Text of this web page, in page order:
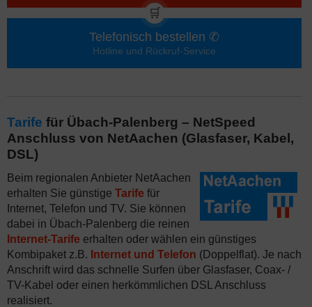
🛒
Telefonisch bestellen ✆
Hotline und Rückruf-Service
Tarife für Übach-Palenberg – NetSpeed
Anschluss von NetAachen (Glasfaser, Kabel,
DSL)
Beim regionalen Anbieter NetAachen
erhalten Sie günstige Tarife für
Internet, Telefon und TV. Sie können
dabei in Übach-Palenberg die reinen
Internet-Tarife erhalten oder wählen ein günstiges
Kombipaket z.B. Internet und Telefon (Doppelflat). Je nach
Anschrift wird das schnelle Surfen über Glasfaser, Coax- /
TV-Kabel oder einen herkömmlichen DSL Anschluss
realisiert.